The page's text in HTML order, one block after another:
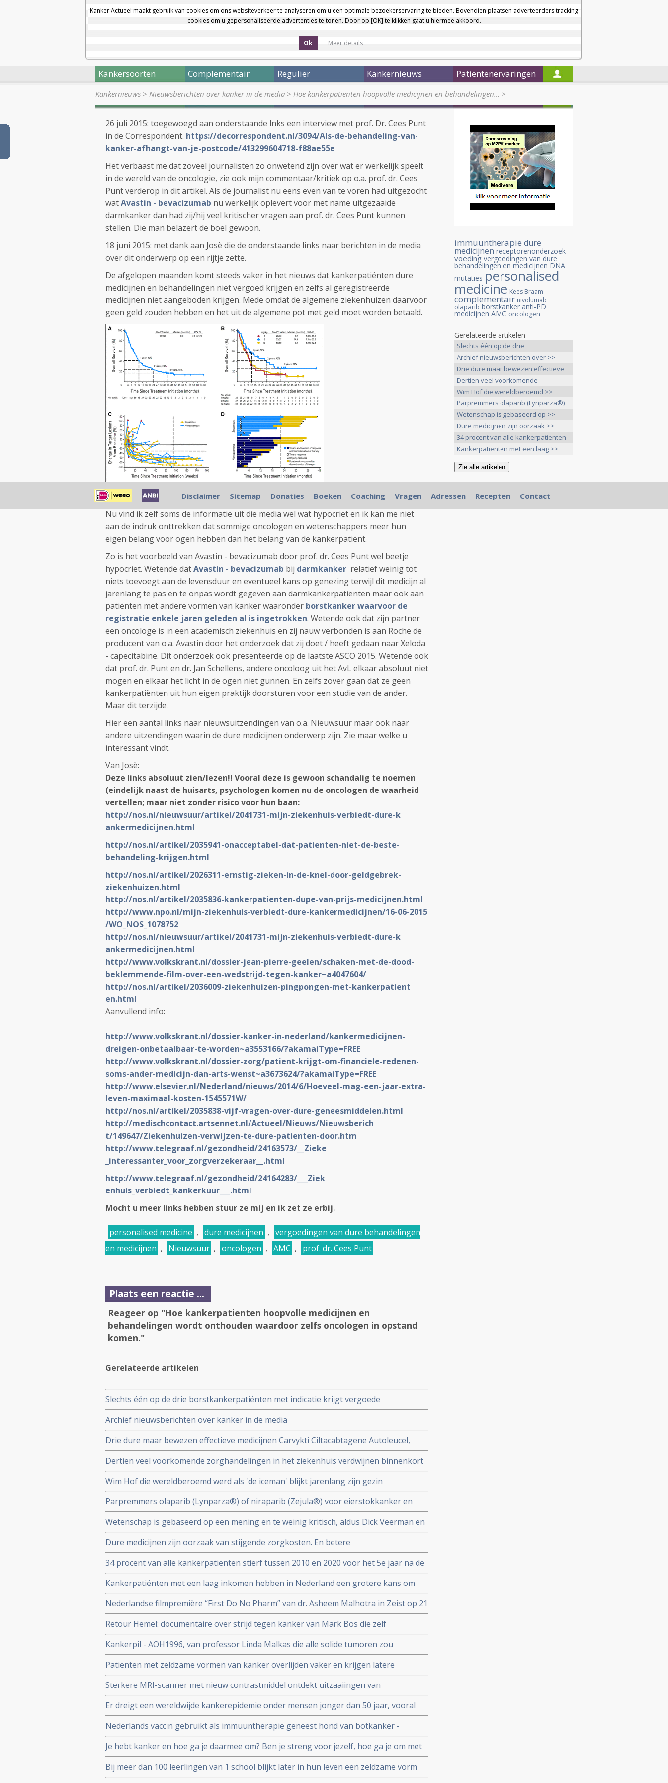
Kanker Actueel maakt gebruik van cookies om ons websiteverkeer te analyseren om u een optimale bezoekerservaring te bieden. Bovendien plaatsen adverteerders tracking
cookies om u gepersonaliseerde advertenties te tonen. Door op [OK] te klikken gaat u hiermee akkoord.
Ok Meer details
a
a
Nieuwsbrief
Startpagina
Kankersoorten Complementair Regulier Kankernieuws Patiëntenervaringen
Kankernieuws > Nieuwsberichten over kanker in de media > Hoe kankerpatienten hoopvolle medicijnen en behandelingen… >
26 juli 2015: toegewoegd aan onderstaande lnks een interview met prof. Dr. Cees Punt
in de Correspondent. https://decorrespondent.nl/3094/Als-de-behandeling-van-
kanker-afhangt-van-je-postcode/413299604718-f88ae55e
Het verbaast me dat zoveel journalisten zo onwetend zijn over wat er werkelijk speelt
in de wereld van de oncologie, zie ook mijn commentaar/kritiek op o.a. prof. dr. Cees
Punt verderop in dit artikel. Als de journalist nu eens even van te voren had uitgezocht
watAvastin - bevacizumab nu werkelijk oplevert voor met name uitgezaaide
darmkanker dan had zij/hij veel kritischer vragen aan prof. dr. Cees Punt kunnen
stellen. Die man belazert de boel gewoon.
18 juni 2015: met dank aan Josè die de onderstaande links naar berichten in de media
over dit onderwerp op een rijtje zette.
De afgelopen maanden komt steeds vaker in het nieuws dat kankerpatiënten dure
medicijnen en behandelingen niet vergoed krijgen en zelfs al geregistreerde
medicijnen niet aangeboden krijgen. Mede omdat de algemene ziekenhuizen daarvoor
geen geld zouden hebben en het uit de algemene pot met geld moet worden betaald.
Effect van Nivolumab bij longkanker
Nu vind ik zelf soms de informatie uit die media wel wat hypocriet en ik kan me niet
aan de indruk onttrekken dat sommige oncologen en wetenschappers meer hun
eigen belang voor ogen hebben dan het belang van de kankerpatiënt.
Zo is het voorbeeld van Avastin - bevacizumab door prof. dr. Cees Punt wel beetje
hypocriet. Wetende datAvastin - bevacizumab bij darmkanker relatief weinig tot
niets toevoegt aan de levensduur en eventueel kans op genezing terwijl dit medicijn al
jarenlang te pas en te onpas wordt gegeven aan darmkankerpatiënten maar ook aan
patiënten met andere vormen van kanker waaronder borstkanker waarvoor de
registratie enkele jaren geleden al is ingetrokken. Wetende ook dat zijn partner
een oncologe is in een academisch ziekenhuis en zij nauw verbonden is aan Roche de
producent van o.a. Avastin door het onderzoek dat zij doet / heeft gedaan naar Xeloda
- capecitabine. Dit onderzoek ook presenteerde op de laatste ASCO 2015. Wetende ook
dat prof. dr. Punt en dr. Jan Schellens, andere oncoloog uit het AvL elkaar absoluut niet
mogen en elkaar het licht in de ogen niet gunnen. En zelfs zover gaan dat ze geen
kankerpatiënten uit hun eigen praktijk doorsturen voor een studie van de ander.
Maar dit terzijde.
Hier een aantal links naar nieuwsuitzendingen van o.a. Nieuwsuur maar ook naar
andere uitzendingen waarin de dure medicijnen onderwerp zijn. Zie maar welke u
interessant vindt.
Van Josè:
Deze links absoluut zien/lezen!! Vooral deze is gewoon schandalig te noemen
(eindelijk naast de huisarts, psychologen komen nu de oncologen de waarheid
vertellen; maar niet zonder risico voor hun baan:
http://nos.nl/nieuwsuur/artikel/2041731-mijn-ziekenhuis-verbiedt-dure-k
ankermedicijnen.html
http://nos.nl/artikel/2035941-onacceptabel-dat-patienten-niet-de-beste-
behandeling-krijgen.html
http://nos.nl/artikel/2026311-ernstig-zieken-in-de-knel-door-geldgebrek-
ziekenhuizen.html
http://nos.nl/artikel/2035836-kankerpatienten-dupe-van-prijs-medicijnen.html
http://www.npo.nl/mijn-ziekenhuis-verbiedt-dure-kankermedicijnen/16-06-2015
/WO_NOS_1078752
http://nos.nl/nieuwsuur/artikel/2041731-mijn-ziekenhuis-verbiedt-dure-k
ankermedicijnen.html
http://www.volkskrant.nl/dossier-jean-pierre-geelen/schaken-met-de-dood-
beklemmende-film-over-een-wedstrijd-tegen-kanker~a4047604/
http://nos.nl/artikel/2036009-ziekenhuizen-pingpongen-met-kankerpatient
en.html
Aanvullend info:
http://www.volkskrant.nl/dossier-kanker-in-nederland/kankermedicijnen-
dreigen-onbetaalbaar-te-worden~a3553166/?akamaiType=FREE
http://www.volkskrant.nl/dossier-zorg/patient-krijgt-om-financiele-redenen-
soms-ander-medicijn-dan-arts-wenst~a3673624/?akamaiType=FREE
http://www.elsevier.nl/Nederland/nieuws/2014/6/Hoeveel-mag-een-jaar-extra-
leven-maximaal-kosten-1545571W/
http://nos.nl/artikel/2035838-vijf-vragen-over-dure-geneesmiddelen.html
http://medischcontact.artsennet.nl/Actueel/Nieuws/Nieuwsberich
t/149647/Ziekenhuizen-verwijzen-te-dure-patienten-door.htm
http://www.telegraaf.nl/gezondheid/24163573/__Zieke
_interessanter_voor_zorgverzekeraar__.html
http://www.telegraaf.nl/gezondheid/24164283/___Ziek
enhuis_verbiedt_kankerkuur___.html
Mocht u meer links hebben stuur ze mij en ik zet ze erbij.
personalised medicine , dure medicijnen , vergoedingen van dure behandelingen
en medicijnen , Nieuwsuur , oncologen , AMC , prof. dr. Cees Punt
Plaats een reactie ...
Reageer op "Hoe kankerpatienten hoopvolle medicijnen en
behandelingen wordt onthouden waardoor zelfs oncologen in opstand
komen."
Gerelateerde artikelen
Slechts één op de drie borstkankerpatiënten met indicatie krijgt vergoede
genprofieltest die onnodige chemotherapie kan voorkomen
Archief nieuwsberichten over kanker in de media
Drie dure maar bewezen effectieve medicijnen Carvykti Ciltacabtagene Autoleucel,
Enhertu Trastuzumab Deruxtecan en Xenpozyme Olipudase alfa worden niet vergoed
uit het basispakket omdat ze te duur zijn
Dertien veel voorkomende zorghandelingen in het ziekenhuis verdwijnen binnenkort
uit de richtlijnen omdat de effectiviteit niet bewezen is.
Wim Hof die wereldberoemd werd als 'de iceman' blijkt jarenlang zijn gezin
geterroriseerd te hebben en wordt beschuldigd door ex-vrouw en kinderen van
huiselijk geweld
Parpremmers olaparib (Lynparza®) of niraparib (Zejula®) voor eierstokkanker en
borstkanker worden gedeeltelijk uit basisverzekering gehaald door Zorginstituut
Nederland
Wetenschap is gebaseerd op een mening en te weinig kritisch, aldus Dick Veerman en
collega's n.a.v. 30 diepte interviews met hoogleraren, universitaire hoofddocenten,
postdocs, assistenten in opleiding (PhD’ers) en wetenschappelijke onderzoekers
Dure medicijnen zijn oorzaak van stijgende zorgkosten. En betere
opsporingstechnieken zorgt voor meer kankerdiagnoses blijkt uit onderzoek van
IKNL en RIVM
34 procent van alle kankerpatienten stierf tussen 2010 en 2020 voor het 5e jaar na de
diagnose. Toch spreekt Integraal Kankercentrum Nederland (IKNL) van een
verbetering
Kankerpatiënten met een laag inkomen hebben in Nederland een grotere kans om
aan de ziekte te overlijden dan welvarende patiënten. Blijkt uit nieuw onderzoek van
het Integraal Kankercentrum Nederland
Nederlandse filmpremière “First Do No Pharm” van dr. Asheem Malhotra in Zeist op 21
november 2024
Retour Hemel: documentaire over strijd tegen kanker van Mark Bos die zelf
prostaatkanker heeft.
Kankerpil - AOH1996, van professor Linda Malkas die alle solide tumoren zou
vernietigen is aan eerste patient gegeven in fase I studie
Patienten met zeldzame vormen van kanker overlijden vaker en krijgen latere
diagnose in vergelijking met veel voorkomende vormen van kanker door het niet
kunnen vinden van gespecialiseerde behandelcentra
Sterkere MRI-scanner met nieuw contrastmiddel ontdekt uitzaaiingen van
prostaatkanker in lymfklieren tot op 1 mm nauwkeurig blijkt uit Nederlandse studie
aan Radboud universiteit.
Er dreigt een wereldwijde kankerepidemie onder mensen jonger dan 50 jaar, vooral
aantal darmkankerpatienten stijgt enorm blijkt uit nieuwe studie. Is er verband met
corona vaccins?
Nederlands vaccin gebruikt als immuuntherapie geneest hond van botkanker -
osteacarcinoom en honden met blaaskanker reageren ook goed op het vaccin dat zich
richt op het eiwit vimentine
Je hebt kanker en hoe ga je daarmee om? Ben je streng voor jezelf, hoe ga je om met
anderen die het moeilijk hebben? Kennislink interviewde 26 mensen met kanker.
Bij meer dan 100 leerlingen van 1 school blijkt later in hun leven een zeldzame vorm
van een hersentumor voor te komen. Oorzaak is nog onduidelijk.
immuuntherapie dure
medicijnen receptorenonderzoek
voeding vergoedingen van dure
behandelingen en medicijnen DNA
mutaties personalised
medicine Kees Braam
complementair nivolumab
olaparib borstkanker anti-PD
medicijnen AMC oncologen
Gerelateerde artikelen
Slechts één op de drie
borstkankerpatiënten >>
Archief nieuwsberichten over >>
Drie dure maar bewezen effectieve
>>
Dertien veel voorkomende
zorghandelingen >>
Wim Hof die wereldberoemd >>
Parpremmers olaparib (Lynparza®)
>>
Wetenschap is gebaseerd op >>
Dure medicijnen zijn oorzaak >>
34 procent van alle kankerpatienten
>>
Kankerpatiënten met een laag >>
Disclaimer Sitemap Donaties Boeken Coaching Vragen Adressen Recepten Contact